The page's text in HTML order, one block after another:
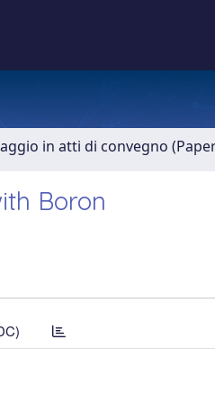
in atti di convegno
Boron